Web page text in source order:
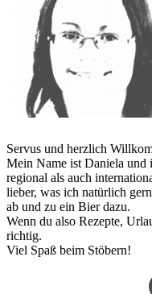
Servus und herzlich
Mein Name ist Daniela und
regional als auch
lieber, was ich natürlich
ab und zu ein Bier dazu.
Wenn du also Rezepte,
richtig.
Viel Spaß beim Stöbern!